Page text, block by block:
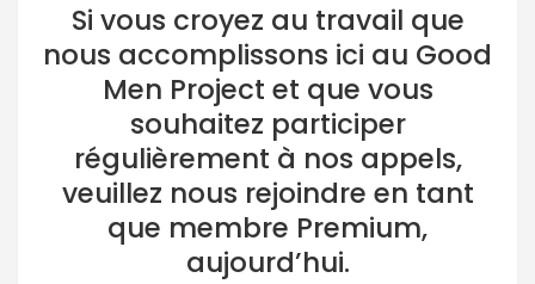
Si vous croyez au travail que
nous accomplissons ici au Good
Men Project et que vous
souhaitez participer
régulièrement à nos appels,
veuillez nous rejoindre en tant
que membre Premium,
aujourd’hui.